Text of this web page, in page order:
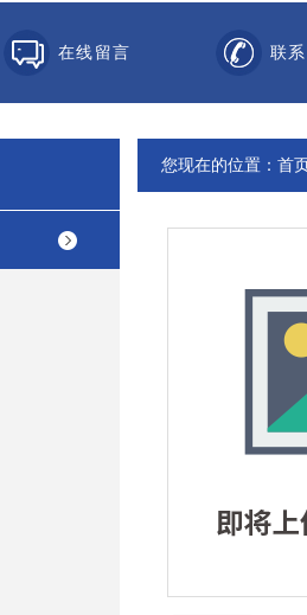
在线留言 联
您现在的位置： 首